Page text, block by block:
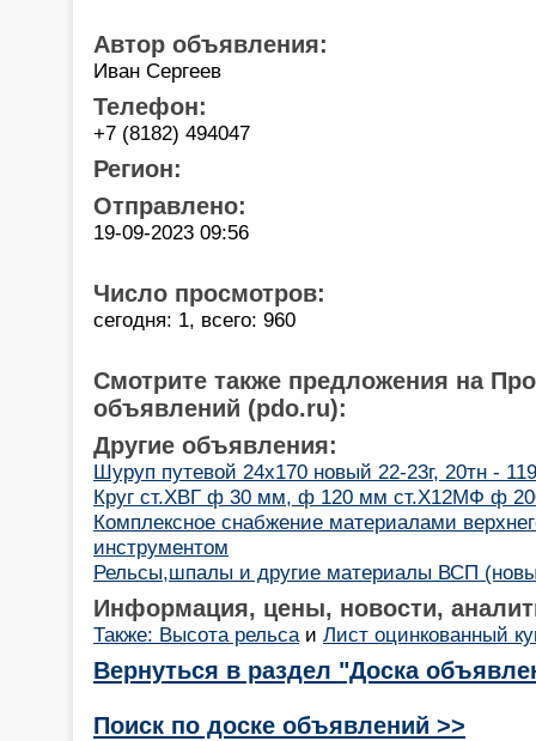
Автор объявления:
Иван Сергеев
Телефон:
+7 (8182) 494047
Регион:
Отправлено:
19-09-2023 09:56
Число просмотров:
сегодня: 1, всего: 960
Смотрите также предложения на
объявлений (pdo.ru):
Другие объявления:
Шуруп путевой 24х170 новый 22-23г, 20тн -
Круг ст.ХВГ ф 30 мм, ф 120 мм ст.Х12МФ ф
Комплексное снабжение материалами
инструментом
Рельсы,шпалы и другие материалы ВСП
Информация, цены, новости,
Также: Высота рельса и Лист оцинкованный
Вернуться в раздел "Доска
Поиск по доске объявлений >>